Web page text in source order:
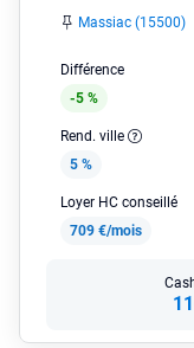
Massiac (15500)
Différence
-5 %
Rend. ville
5 %
Loyer HC conseillé
709 €/mois